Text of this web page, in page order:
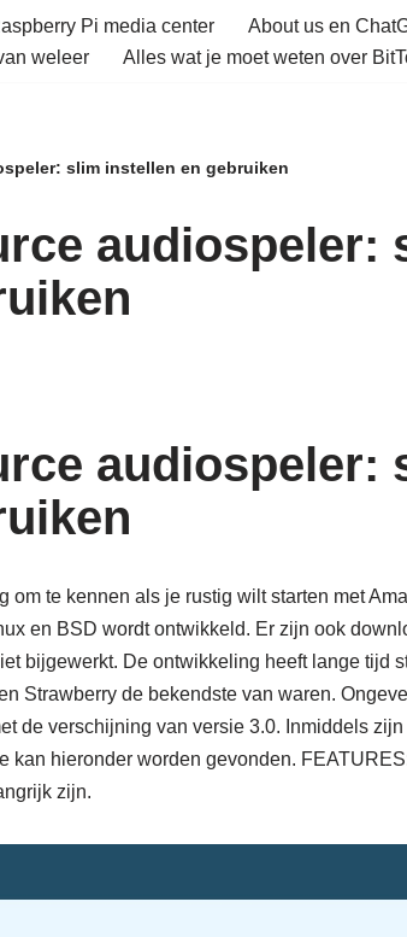
Pi media center
About us en
weleer
Alles wat je moet weten over
slim instellen en gebruiken
audiospeler:
audiospeler:
om te kennen als je rustig wilt starten met
en BSD wordt ontwikkeld. Er zijn ook
bijgewerkt. De ontwikkeling heeft lange tijd
Strawberry de bekendste van waren.
de verschijning van versie 3.0. Inmiddels
kan hieronder worden gevonden.
zijn.